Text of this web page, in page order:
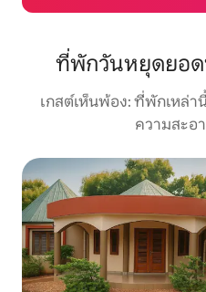
ที่พักวันหยุดยอด
เกสต์เห็นพ้อง: ที่พักเหล่
ความสะอ